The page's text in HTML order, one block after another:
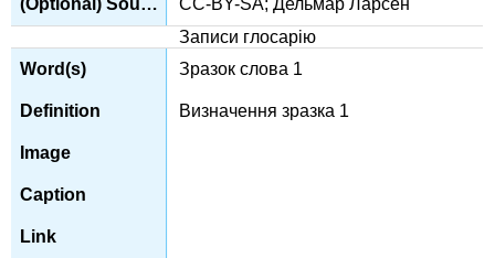
Записи глосарію
Зразок слова 1
Визначення зразка 1